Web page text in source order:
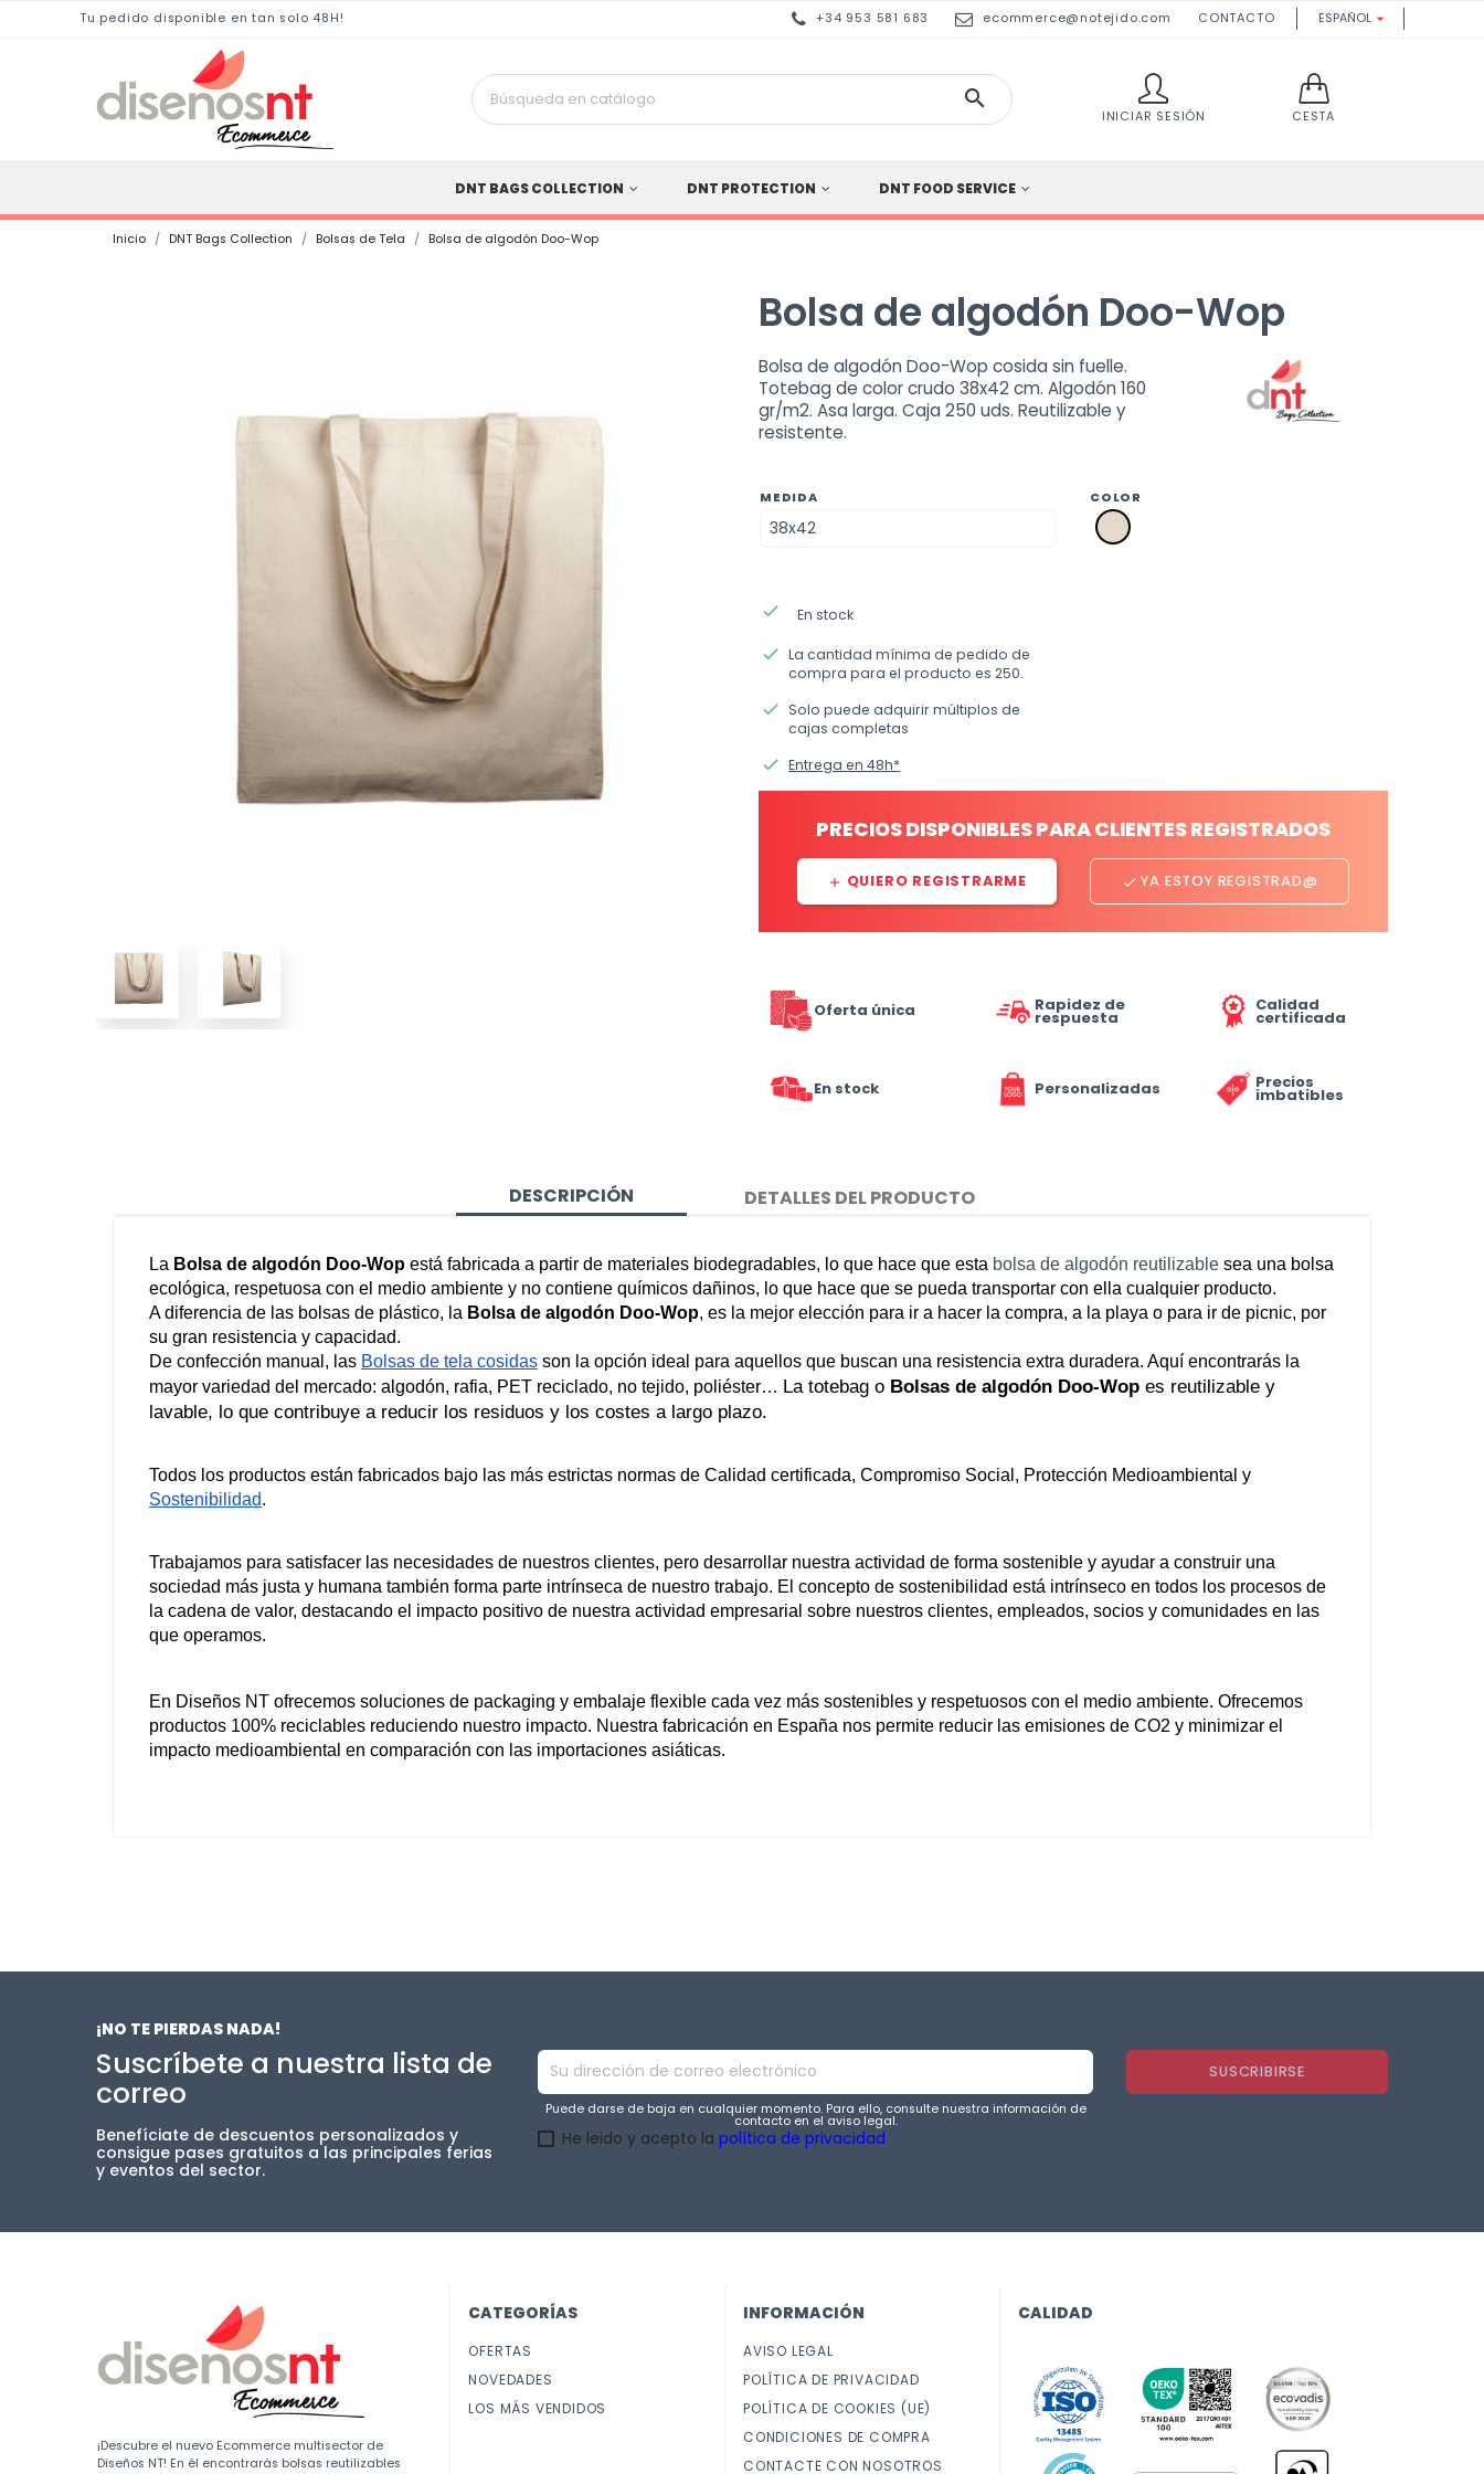
Tu pedido disponible en tan solo 48H! +34 953 581 683 ecommerce@notejido.com CONTACTO ESPAÑOL 

INICIAR SESIÓN CESTA
DNT BAGS COLLECTION DNT PROTECTION DNT FOOD SERVICE
Inicio DNT Bags Collection Bolsas de Tela Bolsa de algodón Doo-Wop
Bolsa de algodón Doo-Wop
Bolsa de algodón Doo-Wop cosida sin fuelle.
Totebag de color crudo 38x42 cm. Algodón 160
gr/m2. Asa larga. Caja 250 uds. Reutilizable y
resistente.
MEDIDA COLOR
a2
crudo
done En stock
done La cantidad mínima de pedido de
compra para el producto es 250.
done Solo puede adquirir múltiplos de
cajas completas
done Entrega en 48h*
PRECIOS DISPONIBLES PARA CLIENTES REGISTRADOS
add QUIERO REGISTRARME done YA ESTOY REGISTRAD@
Oferta única Rapidez de
respuesta
Calidad
certificada
En stock Personalizadas Precios
imbatibles
DESCRIPCIÓN DETALLES DEL PRODUCTO
La Bolsa de algodón Doo-Wop está fabricada a partir de materiales biodegradables, lo que hace que esta bolsa de algodón reutilizable sea una bolsa
ecológica, respetuosa con el medio ambiente y no contiene químicos dañinos, lo que hace que se pueda transportar con ella cualquier producto.
A diferencia de las bolsas de plástico, la Bolsa de algodón Doo-Wop, es la mejor elección para ir a hacer la compra, a la playa o para ir de picnic, por
su gran resistencia y capacidad.
De confección manual, las Bolsas de tela cosidas son la opción ideal para aquellos que buscan una resistencia extra duradera. Aquí encontrarás la
mayor variedad del mercado: algodón, rafia, PET reciclado, no tejido, poliéster… La totebag o Bolsas de algodón Doo-Wop es reutilizable y
lavable, lo que contribuye a reducir los residuos y los costes a largo plazo.
Sostenibilidad.
Trabajamos para satisfacer las necesidades de nuestros clientes, pero desarrollar nuestra actividad de forma sostenible y ayudar a construir una
sociedad más justa y humana también forma parte intrínseca de nuestro trabajo. El concepto de sostenibilidad está intrínseco en todos los procesos de
la cadena de valor, destacando el impacto positivo de nuestra actividad empresarial sobre nuestros clientes, empleados, socios y comunidades en las
que operamos.
En Diseños NT ofrecemos soluciones de packaging y embalaje flexible cada vez más sostenibles y respetuosos con el medio ambiente. Ofrecemos
productos 100% reciclables reduciendo nuestro impacto. Nuestra fabricación en España nos permite reducir las emisiones de CO2 y minimizar el
impacto medioambiental en comparación con las importaciones asiáticas.
¡NO TE PIERDAS NADA!
Suscríbete a nuestra lista de
correo
Benefíciate de descuentos personalizados y
consigue pases gratuitos a las principales ferias
y eventos del sector.
Puede darse de baja en cualquier momento. Para ello, consulte nuestra información de
contacto en el aviso legal.
He leido y acepto la política de privacidad
¡Descubre el nuevo Ecommerce multisector de
Diseños NT! En él encontrarás bolsas reutilizables
CATEGORÍAS
OFERTAS
NOVEDADES
LOS MÁS VENDIDOS
INFORMACIÓN
AVISO LEGAL
POLÍTICA DE PRIVACIDAD
POLÍTICA DE COOKIES (UE)
CONDICIONES DE COMPRA
CONTACTE CON NOSOTROS
CALIDAD